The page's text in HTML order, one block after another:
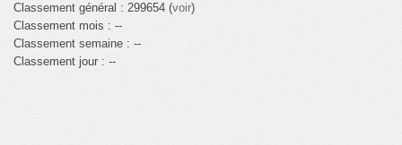
Classement général : 299654 (voir)
Classement mois : --
Classement semaine : --
Classement jour : --